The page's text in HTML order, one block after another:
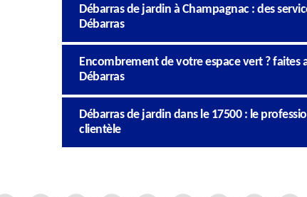
Débarras de jardin à Champagnac : des
Débarras
Encombrement de votre espace vert ? faites
Débarras
Débarras de jardin dans le 17500 : le
clientèle